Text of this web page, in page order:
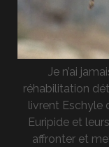
Je n’ai
réhabilitation
livrent Eschyle
Euripide et
affronter et